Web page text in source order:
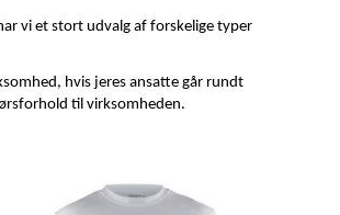
vi et stort udvalg af forskelige typer
hvis jeres ansatte går rundt
til virksomheden.